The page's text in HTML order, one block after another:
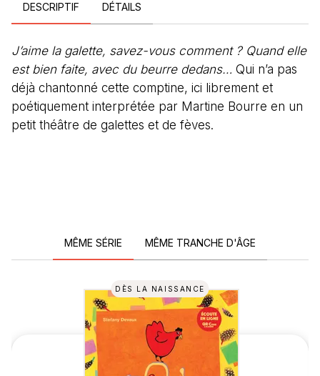
DESCRIPTIF DÉTAILS
J’aime la galette, savez-vous comment ? Quand elle
est bien faite, avec du beurre dedans… Qui n’a pas
déjà chantonné cette comptine, ici librement et
poétiquement interprétée par Martine Bourre en un
petit théâtre de galettes et de fèves.
MÊME SÉRIE MÊME TRANCHE D'ÂGE
DÈS LA NAISSANCE